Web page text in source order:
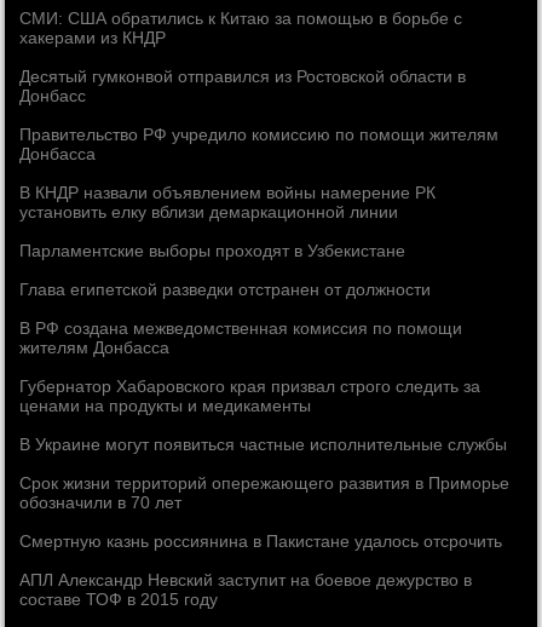
СМИ: США обратились к Китаю за помощью в борьбе с
хакерами из КНДР
Десятый гумконвой отправился из Ростовской области в
Донбасс
Правительство РФ учредило комиссию по помощи жителям
Донбасса
В КНДР назвали объявлением войны намерение РК
установить елку вблизи демаркационной линии
Парламентские выборы проходят в Узбекистане
Глава египетской разведки отстранен от должности
В РФ создана межведомственная комиссия по помощи
жителям Донбасса
Губернатор Хабаровского края призвал строго следить за
ценами на продукты и медикаменты
В Украине могут появиться частные исполнительные службы
Срок жизни территорий опережающего развития в Приморье
обозначили в 70 лет
Смертную казнь россиянина в Пакистане удалось отсрочить
АПЛ Александр Невский заступит на боевое дежурство в
составе ТОФ в 2015 году